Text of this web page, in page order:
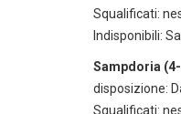
Squalificati:
Indisponibili:
Sampdoria
disposizione:
Squalificati: